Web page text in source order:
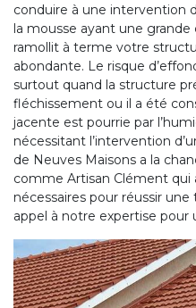
conduire à une intervention
la mousse ayant une
ramollit à terme votre
abondante. Le risque
surtout quand la structure
fléchissement ou il a été
jacente est pourrie par
nécessitant l’intervention
de Neuves Maisons a la
comme Artisan Clément
nécessaires pour réussir
appel à notre expertise pour